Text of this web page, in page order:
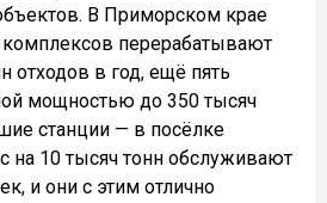
В Приморском крае
перерабатывают
отходов в год, ещё пять
мощностью до 350 тысяч
станции — в посёлке
на 10 тысяч тонн обслуживают
и они с этим отлично